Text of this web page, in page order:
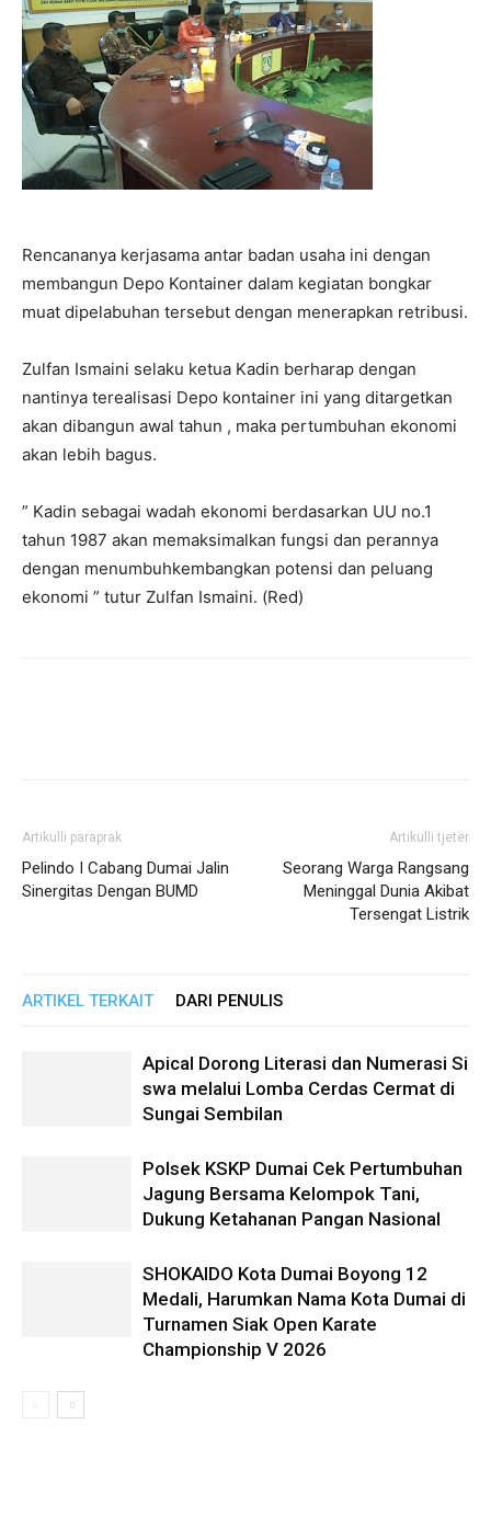
Rencananya kerjasama antar badan usaha ini dengan
membangun Depo Kontainer dalam kegiatan bongkar
muat dipelabuhan tersebut dengan menerapkan retribusi.
Zulfan Ismaini selaku ketua Kadin berharap dengan
nantinya terealisasi Depo kontainer ini yang ditargetkan
akan dibangun awal tahun , maka pertumbuhan ekonomi
akan lebih bagus.
” Kadin sebagai wadah ekonomi berdasarkan UU no.1
tahun 1987 akan memaksimalkan fungsi dan perannya
dengan menumbuhkembangkan potensi dan peluang
ekonomi ” tutur Zulfan Ismaini. (Red)
Artikulli paraprak
Pelindo I Cabang Dumai Jalin
Sinergitas Dengan BUMD
Artikulli tjetër
Seorang Warga Rangsang
Meninggal Dunia Akibat
Tersengat Listrik
ARTIKEL TERKAIT DARI PENULIS
Apical Dorong Literasi dan Numerasi Si
swa melalui Lomba Cerdas Cermat di
Sungai Sembilan
Polsek KSKP Dumai Cek Pertumbuhan
Jagung Bersama Kelompok Tani,
Dukung Ketahanan Pangan Nasional
SHOKAIDO Kota Dumai Boyong 12
Medali, Harumkan Nama Kota Dumai di
Turnamen Siak Open Karate
Championship V 2026